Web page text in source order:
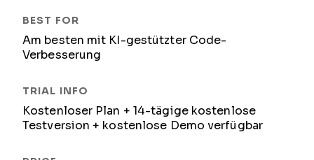
Am besten mit KI-gestützter Code-
Verbesserung
Kostenloser Plan + 14-tägige kostenlose
Testversion + kostenlose Demo verfügbar